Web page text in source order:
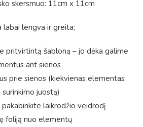
skersmuo: 11cm x 11cm
lengva ir greita;
pritvirtintą šabloną – jo dėka galime
ant sienos
prie sienos (kiekvienas elementas
juostą)
laikrodžio veidrodį
foliją nuo elementų